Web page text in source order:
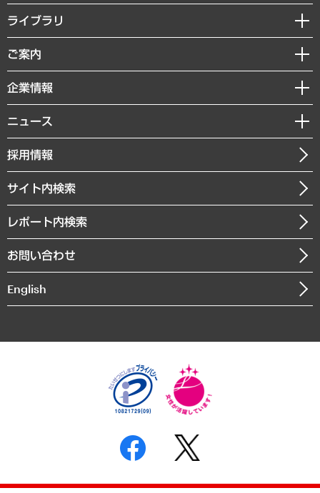
経営戦略
組織・人事戦略
デジタルイノベーション
共生・ダイバーシティ
GRC（ガバナンス・リスク・コンプライアンス）・防災（政策）
経済・産業・雇用・労働
まちづくり・観光・交通・スポーツ・スマートシティ
自然資源・農林水産業・食料システム
ライブラリ
経済調査
レポート
コラム
経営用語集
受託・受注実績（官公庁関連）
メディア掲載・出演
ご案内
セミナー・イベント情報
MUFGビジネスセミナー
受託案件情報
企業情報
私たちの想い
社長メッセージ
会社概要
沿革
組織図・本部部室紹介
インドネシア現地法人
個人情報保護方針
反社会的勢力に対する基本方針
書面による個人情報の開示等の請求の手続きについて
ニュース
ニュースリリース
お知らせ
採用情報
サイト内検索
レポート内検索
お問い合わせ
English